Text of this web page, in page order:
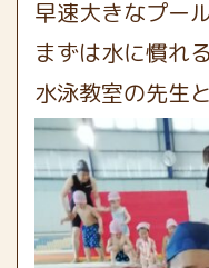
早速大きなプー
まずは水に慣れ
水泳教室の先生